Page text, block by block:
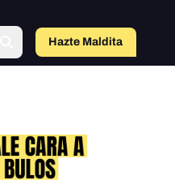
Hazte Maldito
a